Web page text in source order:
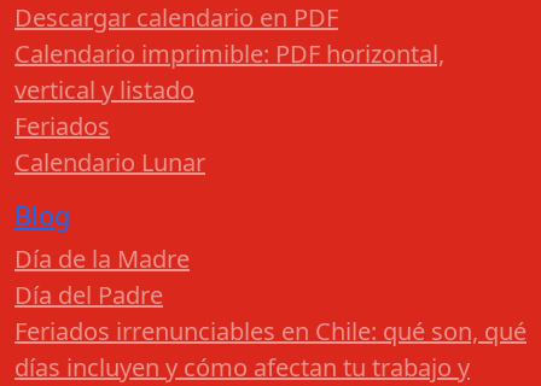
Descargar calendario en PDF
Calendario imprimible: PDF horizontal,
vertical y listado
Feriados
Calendario Lunar
Blog
Día de la Madre
Día del Padre
Feriados irrenunciables en Chile: qué son, qué
días incluyen y cómo afectan tu trabajo y